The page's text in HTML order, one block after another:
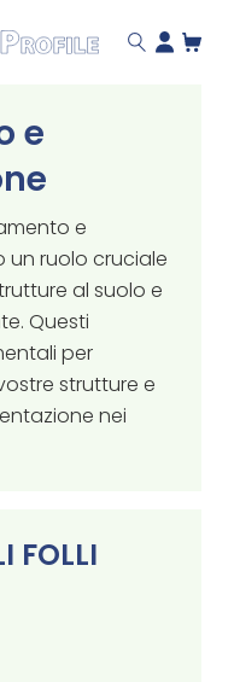
e
e
ruolo cruciale
al suolo e
Questi
per
strutture e
nei
FOLLI